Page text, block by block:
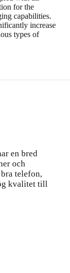
for the
capabilities.
increase
types of
en bred
och
telefon,
kvalitet till